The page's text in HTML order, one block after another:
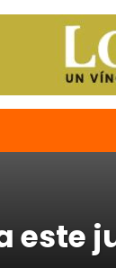
este